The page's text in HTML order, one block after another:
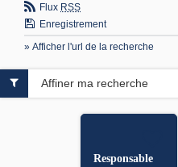
Flux RSS
Enregistrement
» Afficher l'url de la recherche
Responsable
Affiner ma recherche